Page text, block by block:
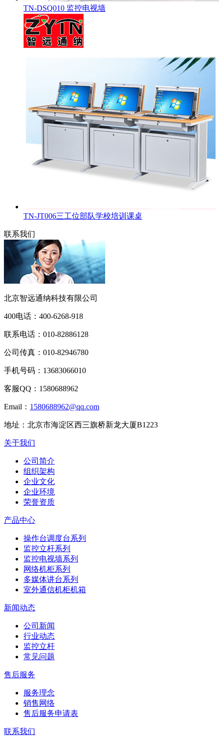
TN-DSQ010 监控电视墙
TN-JT006三工位部队学校培训课桌
联系我们
北京智远通纳科技有限公司
400电话： 400-6268-918
联系电话： 010-82886128
公司传真： 010-82946780
手机号码： 13683066010
客服QQ： 1580688962
Email： 1580688962@qq.com
地址： 北京市海淀区西三旗桥新龙大厦B1223
关于我们
公司简介
组织架构
企业文化
企业环境
荣誉资质
产品中心
操作台调度台系列
监控立杆系列
监控电视墙系列
网络机柜系列
多媒体讲台系列
室外通信机柜机箱
新闻动态
公司新闻
行业动态
监控立杆
常见问题
售后服务
服务理念
销售网络
售后服务申请表
联系我们